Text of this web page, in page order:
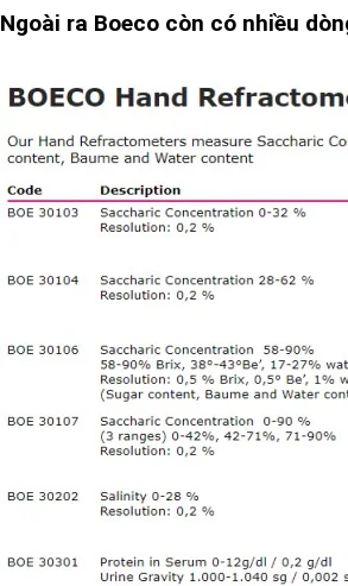
Ngoài ra Boeco còn có nhiều